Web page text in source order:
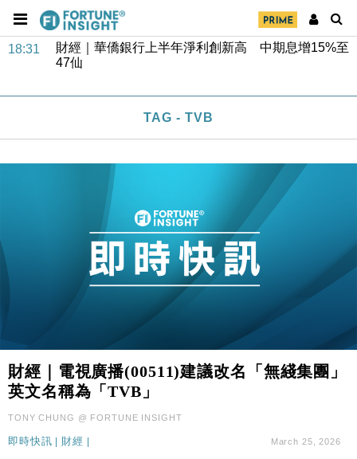
18:31
財經｜華僑銀行上半年淨利創新高 中期息增15%至
47仙
財經｜滙豐上調香港今年GDP預測至4.5% 看好貿易
16:47
本地｜假冒內地執法人員要求交「保證金」 43歲女子
損失近6900萬元
16:05
財經｜日經失守6.5萬點後回穩 全周仍升近2%
財經｜恒隆10月換帥 玩具「反」斗城亞洲CEO蔡德
財經｜韓股反覆波動收跌 連挫7周創逾3年最長跌勢
財經｜內地7月美元計價出口增近24%勝預期 貿易順
差達1125億美元
財經｜日本春季三度入市撐日圓 4月單日斥6.28萬億
國際｜特朗普料美伊戰事快結束 承認部分彈藥庫存緊
張
15:59
財經｜SA售股自救後再出手 斥4億美元押注未上市公
司
18:31
財經｜華僑銀行上半年淨利創新高 中期息增15%至
TAG - TVB
財經｜電視廣播(00511)建議改名「無綫集團」
英文名稱為「TVB」
TONY CHUNG @ FORTUNE INSIGHT
即時快訊 財經 March 25, 2026